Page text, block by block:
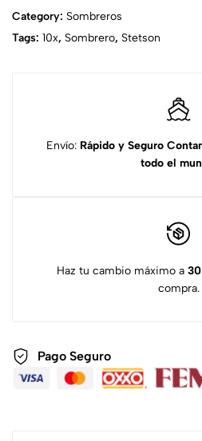
Category: Sombreros
Tags: 10x, Sombrero, Stetson
Envío: Rápido y Seguro
todo el
Haz tu cambio máximo a
compra.
Pago Seguro